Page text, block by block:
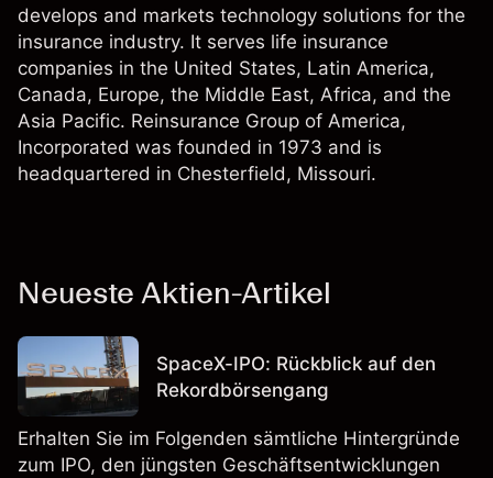
develops and markets technology solutions for the
insurance industry. It serves life insurance
companies in the United States, Latin America,
Canada, Europe, the Middle East, Africa, and the
Asia Pacific. Reinsurance Group of America,
Incorporated was founded in 1973 and is
headquartered in Chesterfield, Missouri.
Neueste Aktien-Artikel
SpaceX-IPO: Rückblick auf den
Rekordbörsengang
Erhalten Sie im Folgenden sämtliche Hintergründe
zum IPO, den jüngsten Geschäftsentwicklungen